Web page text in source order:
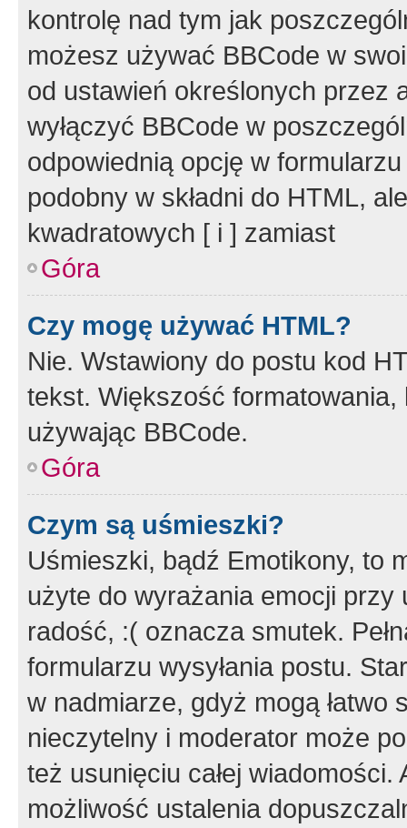
kontrolę nad tym jak
możesz używać BBCode w
od ustawień określonych przez
wyłączyć BBCode w
odpowiednią opcję w
podobny w składni do HTML,
kwadratowych [ i ] zamiast
Góra
Czy mogę używać HTML?
Nie. Wstawiony do postu kod
tekst. Większość
używając BBCode.
Góra
Czym są uśmieszki?
Uśmieszki, bądź Emotikony, to
użyte do wyrażania emocji
radość, :( oznacza smutek.
formularzu wysyłania postu.
w nadmiarze, gdyż mogą
nieczytelny i moderator może
też usunięciu całej
możliwość ustalenia